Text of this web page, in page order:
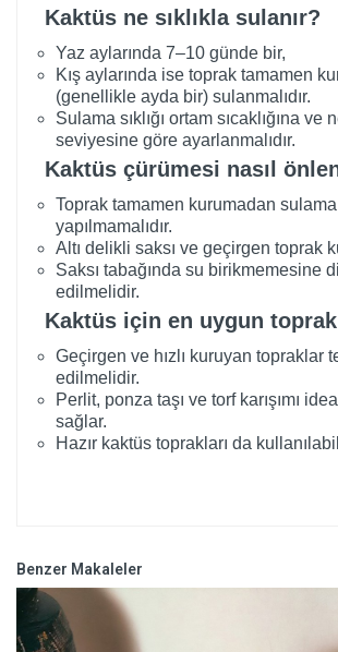
Kaktüs ne sıklıkla sulanır?
Yaz aylarında 7–10 günde bir,
Kış aylarında ise toprak tamamen
(genellikle ayda bir) sulanmalıdır.
Sulama sıklığı ortam sıcaklığına ve
seviyesine göre ayarlanmalıdır.
Kaktüs çürümesi nasıl
Toprak tamamen kurumadan sulama
yapılmamalıdır.
Altı delikli saksı ve geçirgen toprak
Saksı tabağında su birikmemesine
edilmelidir.
Kaktüs için en uygun
Geçirgen ve hızlı kuruyan topraklar
edilmelidir.
Perlit, ponza taşı ve torf karışımı
sağlar.
Hazır kaktüs toprakları da
Benzer Makaleler